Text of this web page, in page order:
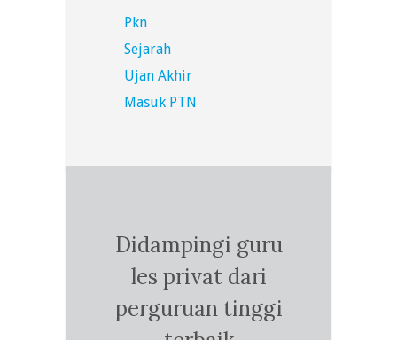
Pkn
Sejarah
Ujan Akhir
Masuk PTN
Didampingi guru
les privat dari
perguruan tinggi